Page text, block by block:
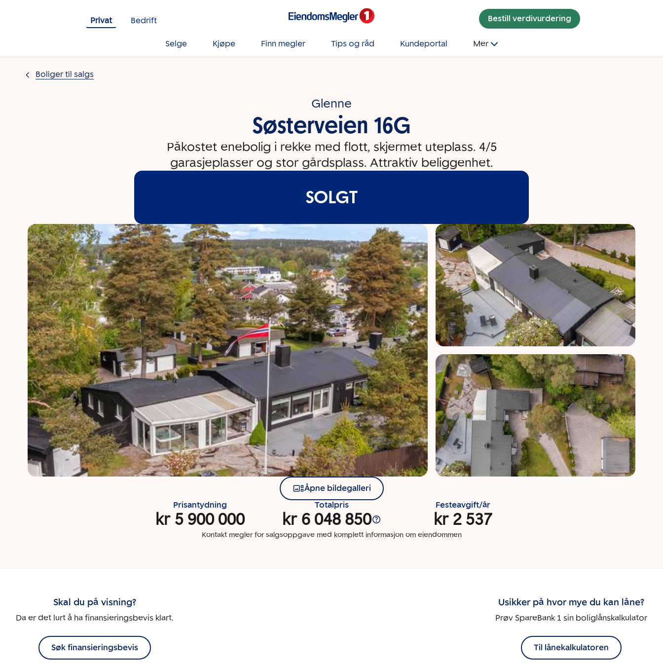
Privat
Bedrift Bestill verdivurdering
Selge Kjøpe Finn megler Tips og råd Kundeportal Mer
Boliger til salgs
Glenne
Søsterveien 16G
Påkostet enebolig i rekke med flott, skjermet uteplass. 4/5
garasjeplasser og stor gårdsplass. Attraktiv beliggenhet.
SOLGT
Åpne bildegalleri
Prisantydning
kr 5 900 000
Totalpris
kr 6 048 850
Festeavgift/år
kr 2 537
Kontakt megler for salgsoppgave med komplett informasjon om eiendommen
Skal du på visning?
Da er det lurt å ha finansieringsbevis klart.
Søk finansieringsbevis
Usikker på hvor mye du kan låne?
Prøv SpareBank 1 sin boliglånskalkulator
Til lånekalkulatoren